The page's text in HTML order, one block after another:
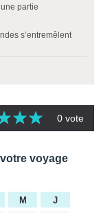
partie
s’entremêlent
0 vote
voyage
M
J